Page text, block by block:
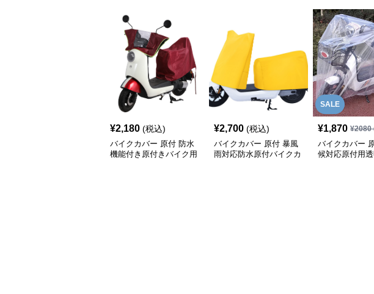
¥2,180 (税込)
バイクカバー 原付 防水
機能付き原付きバイク用
¥2,700 (税込)
バイクカバー 原付 暴風
雨対応防水原付バイクカ
SALE
¥1,870 ¥2080
バイクカバー
候対応原付用